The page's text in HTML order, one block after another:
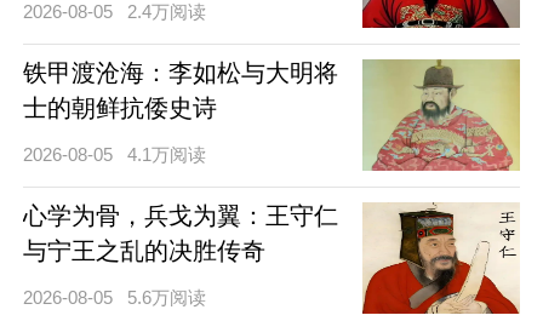
2026-08-05 2.4万阅读
铁甲渡沧海：李如松与大明将
士的朝鲜抗倭史诗
2026-08-05 4.1万阅读
心学为骨，兵戈为翼：王守仁
与宁王之乱的决胜传奇
2026-08-05 5.6万阅读